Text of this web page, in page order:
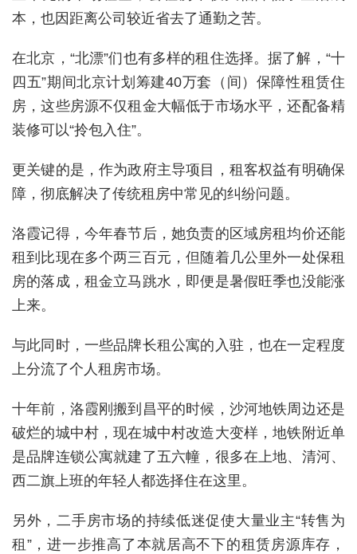
本，也因距离公司较近省去了通勤之苦。
在北京，“北漂”们也有多样的租住选择。据了解，“十
四五”期间北京计划筹建40万套（间）保障性租赁住
房，这些房源不仅租金大幅低于市场水平，还配备精
装修可以“拎包入住”。
更关键的是，作为政府主导项目，租客权益有明确保
障，彻底解决了传统租房中常见的纠纷问题。
洛霞记得，今年春节后，她负责的区域房租均价还能
租到比现在多个两三百元，但随着几公里外一处保租
房的落成，租金立马跳水，即便是暑假旺季也没能涨
上来。
与此同时，一些品牌长租公寓的入驻，也在一定程度
上分流了个人租房市场。
十年前，洛霞刚搬到昌平的时候，沙河地铁周边还是
破烂的城中村，现在城中村改造大变样，地铁附近单
是品牌连锁公寓就建了五六幢，很多在上地、清河、
西二旗上班的年轻人都选择住在这里。
另外，二手房市场的持续低迷促使大量业主“转售为
租”，进一步推高了本就居高不下的租赁房源库存，